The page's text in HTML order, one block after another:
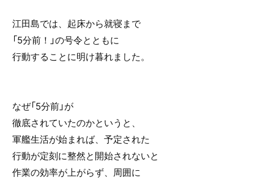
江田島では、起床から就寝まで
「5分前！」の号令とともに
行動することに明け暮れました。
なぜ「5分前」が
徹底されていたのかというと、
軍艦生活が始まれば、予定された
行動が定刻に整然と開始されないと
作業の効率が上がらず、周囲に